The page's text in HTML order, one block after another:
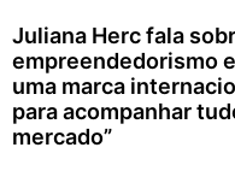
Juliana Herc fala
empreendedorismo
uma marca
para acompanhar
mercado”